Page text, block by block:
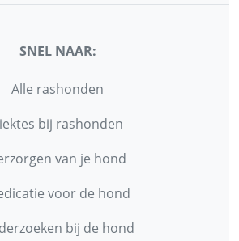
SNEL NAAR:
Alle rashonden
bij rashonden
van je hond
voor de hond
bij de hond